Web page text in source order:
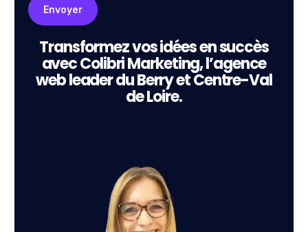
Transformez vos idées en succès
avec Colibri Marketing, l’agence
web leader du Berry et Centre-Val
de Loire.